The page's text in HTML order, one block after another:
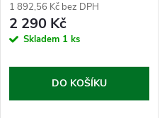
1 892,56 Kč bez DPH
2 290 Kč
Skladem 1 ks
DO KOŠÍKU